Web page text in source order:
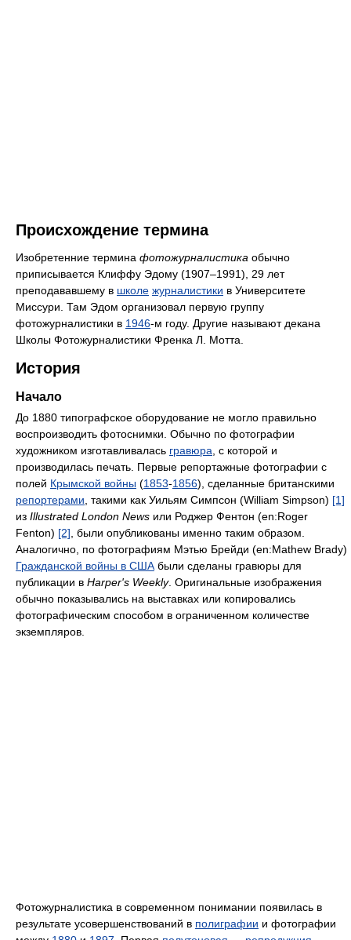
Происхождение термина
Изобретенние термина фотожурналистика обычно
приписывается Клиффу Эдому (1907–1991), 29 лет
преподававшему в школе журналистики в Университете
Миссури. Там Эдом организовал первую группу
фотожурналистики в 1946-м году. Другие называют декана
Школы Фотожурналистики Френка Л. Мотта.
История
Начало
До 1880 типографское оборудование не могло правильно
воспроизводить фотоснимки. Обычно по фотографии
художником изготавливалась гравюра, с которой и
производилась печать. Первые репортажные фотографии с
полей Крымской войны (1853-1856), сделанные британскими
репортерами, такими как Уильям Симпсон (William Simpson) [1]
из Illustrated London News или Роджер Фентон (en:Roger
Fenton) [2], были опубликованы именно таким образом.
Аналогично, по фотографиям Мэтью Брейди (en:Mathew Brady)
Гражданской войны в СШАбыли сделаны гравюры для
публикации в Harper's Weekly. Оригинальные изображения
обычно показывались на выставках или копировались
фотографическим способом в ограниченном количестве
экземпляров.
Фотожурналистика в современном понимании появилась в
результате усовершенствований в полиграфии и фотографии